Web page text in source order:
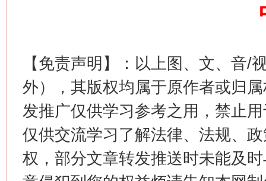
【免责声明】：以上图、文、音/
外），其版权均属于原作者或归
发推广仅供学习参考之用，禁止
仅供交流学习了解法律、法规、
权，部分文章转发推送时未能及